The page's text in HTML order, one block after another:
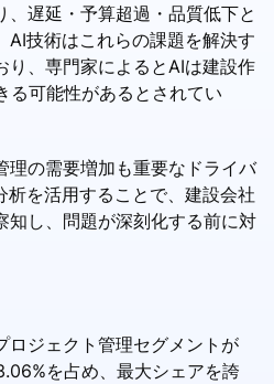
遅延・予算超過・品質低下と
AI技術はこれらの課題を解決す
り、専門家によるとAIは建設作
る可能性があるとされてい
理の需要増加も重要なドライバ
析を活用することで、建設会社
知し、問題が深刻化する前に対
ロジェクト管理セグメントが
を占め、最大シェアを誇